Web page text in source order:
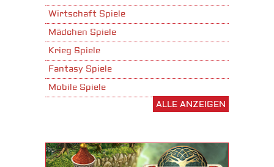
Wirtschaft Spiele
Mädchen Spiele
Krieg Spiele
Fantasy Spiele
Mobile Spiele
Download Spiele
3D Spiele
ALLE ANZEIGEN